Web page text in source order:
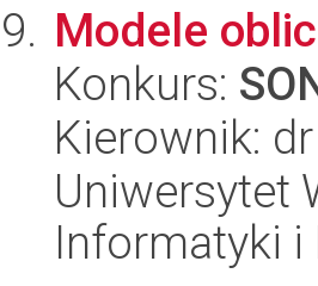
Modele
Konkurs:
Kierownik:
Uniwersytet
Informatyki i